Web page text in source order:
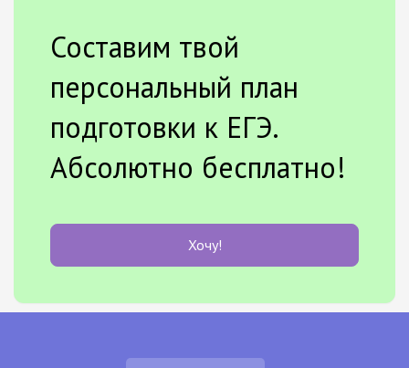
Составим твой
персональный план
подготовки к ЕГЭ.
Абсолютно бесплатно!
Хочу!